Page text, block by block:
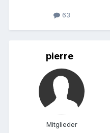
63
pierre
Mitglieder